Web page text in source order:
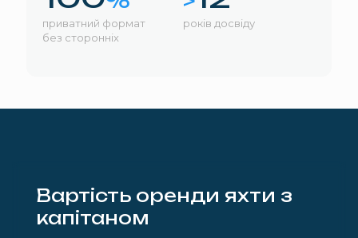
приватний формат
без сторонніх
років досвіду
Вартість оренди яхти з
капітаном